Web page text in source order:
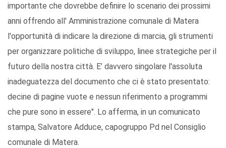
importante che dovrebbe definire lo scenario dei prossimi
anni offrendo all' Amministrazione comunale di Matera
l'opportunità di indicare la direzione di marcia, gli strumenti
per organizzare politiche di sviluppo, linee strategiche per il
futuro della nostra città. E’ davvero singolare l'assoluta
inadeguatezza del documento che ci è stato presentato:
decine di pagine vuote e nessun riferimento a programmi
che pure sono in essere". Lo afferma, in un comunicato
stampa, Salvatore Adduce, capogruppo Pd nel Consiglio
comunale di Matera.